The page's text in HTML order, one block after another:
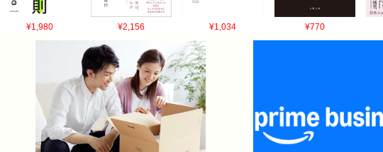
¥1,980 ¥2,156 ¥1,034 ¥770